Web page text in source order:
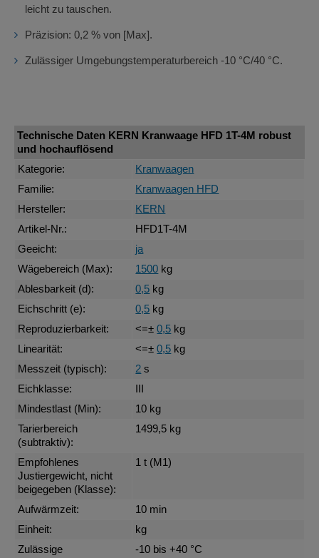
leicht zu tauschen.
Präzision: 0,2 % von [Max].
Zulässiger Umgebungstemperaturbereich -10 °C/40 °C.
Technische Daten KERN Kranwaage HFD 1T-4M robust
und hochauflösend
Kategorie:
Kranwaagen
Familie:
Kranwaagen HFD
Hersteller:
KERN
Artikel-Nr.:
HFD1T-4M
Geeicht:
ja
Wägebereich (Max):
1500 kg
Ablesbarkeit (d):
0,5 kg
Eichschritt (e):
0,5 kg
Reproduzierbarkeit:
<=±0,5 kg
Linearität:
<=±0,5 kg
Messzeit (typisch):
2 s
Eichklasse:
Mindestlast (Min):
10 kg
Tarierbereich
(subtraktiv):
1499,5 kg
Empfohlenes
Justiergewicht, nicht
beigegeben (Klasse):
1 t (M1)
Aufwärmzeit:
10 min
Einheit:
kg
Zulässige
-10 bis +40 °C